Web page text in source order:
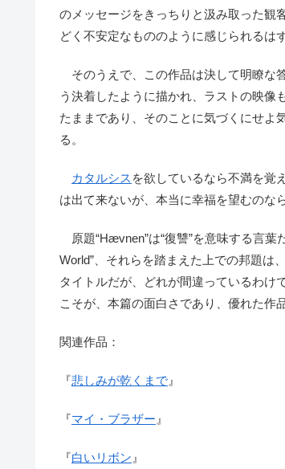
のメッセージをきっちりと汲み取った観
どく不安定なもののように感じられるはず
そのうえで、この作品は決して明瞭な
う決着したように描かれ、ラストの映像
たままであり、そのことに気づくにせよ
る。
カタルシス を欲しているなら不満を覚
は出て来ないが、本当に幸福を望むのな
原題“Hævnen”は“復讐”を意味する言葉
World”、それらを踏まえた上での邦題
タイトルだが、どれが間違っているわけ
こそが、本篇の面白さであり、優れた作
関連作品：
『悲しみが乾くまで 』
『マイ・ブラザー 』
『白いリボン 』